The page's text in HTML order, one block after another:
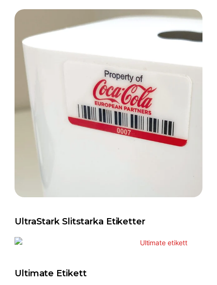
UltraStark Slitstarka Etiketter
Ultimate Etikett